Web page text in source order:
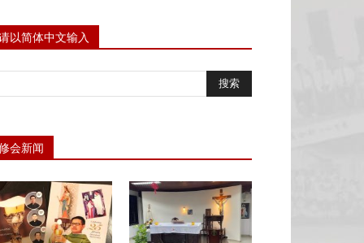
以简体中文输入
会新闻